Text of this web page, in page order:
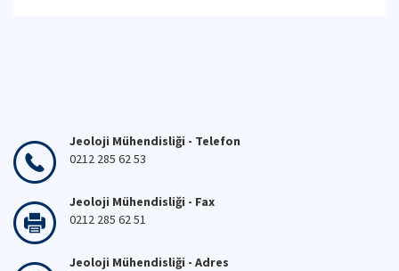
Jeoloji Mühendisliği - Telefon
0212 285 62 53
Jeoloji Mühendisliği - Fax
0212 285 62 51
Jeoloji Mühendisliği - Adres